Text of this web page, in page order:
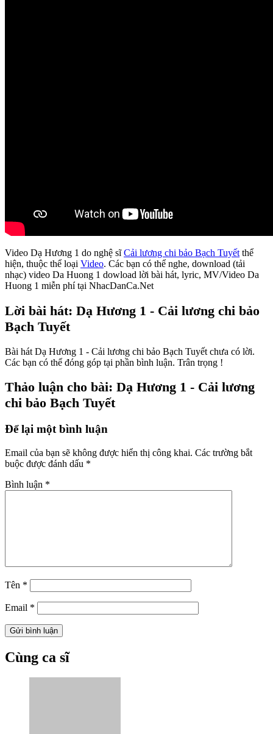
Video Dạ Hương 1 do nghệ sĩCải lương chi bảo Bạch Tuyếtthể
hiện, thuộc thể loại Video. Các bạn có thể nghe, download (tải
nhạc) video Da Huong 1 dowload lời bài hát, lyric, MV/Video Da
Huong 1 miễn phí tại NhacDanCa.Net
Lời bài hát: Dạ Hương 1 - Cải lương chi bảo
Bạch Tuyết
Bài hát Dạ Hương 1 - Cải lương chi bảo Bạch Tuyết chưa có lời.
Các bạn có thể đóng góp tại phần bình luận. Trân trọng !
Thảo luận cho bài: Dạ Hương 1 - Cải lương
chi bảo Bạch Tuyết
Để lại một bình luận
Email của bạn sẽ không được hiển thị công khai. Các trường bắt
buộc được đánh dấu *
Bình luận *
Tên *
Email *
Cùng ca sĩ